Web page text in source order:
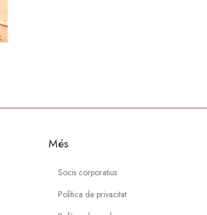
Més
Socis corporatius
Política de privacitat